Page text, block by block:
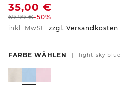
35,00 €
69,99€-50%
inkl. MwSt. zzgl. Versandkosten
FARBE WÄHLEN light sky blue